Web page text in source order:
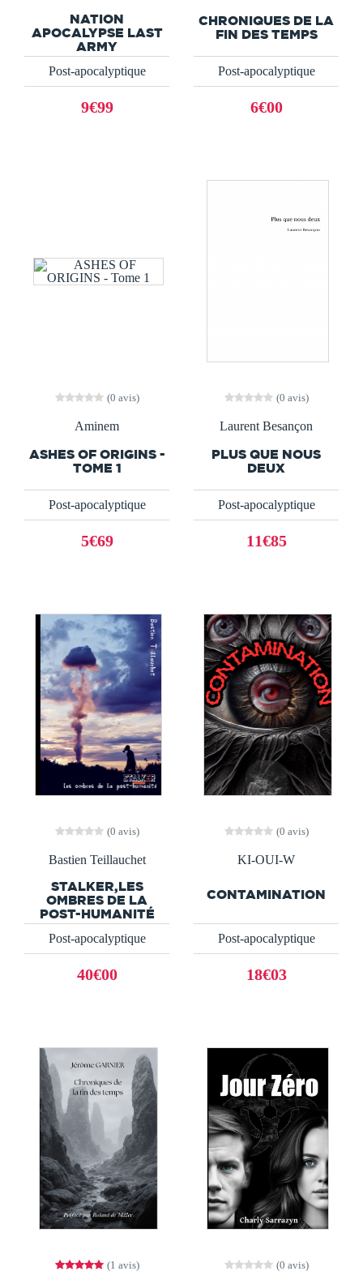
NATION
APOCALYPSE LAST
ARMY
Post-apocalyptique
9€99
CHRONIQUES DE LA
FIN DES TEMPS
Post-apocalyptique
6€00
(0 avis)
Aminem
ASHES OF ORIGINS -
TOME 1
Post-apocalyptique
5€69
(0 avis)
Laurent Besançon
PLUS QUE NOUS
DEUX
Post-apocalyptique
11€85
(0 avis)
Bastien Teillauchet
STALKER,LES
OMBRES DE LA
POST-HUMANITÉ
Post-apocalyptique
40€00
(0 avis)
KI-OUI-W
CONTAMINATION
Post-apocalyptique
18€03
(1 avis) (0 avis)